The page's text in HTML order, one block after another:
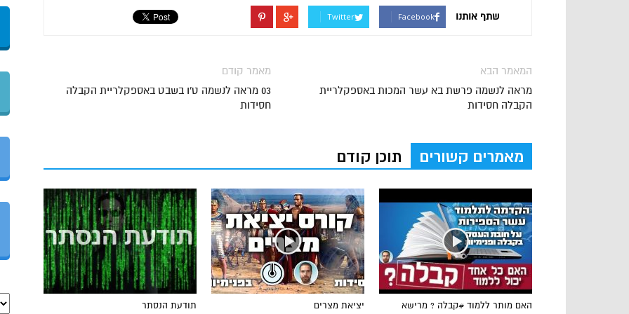
שתף אותנו Facebook
Twitter
מאמר קודם
03 מראה לנשמה ט'ו בשבט באספקלריית הקבלה
חסידות
המאמר הבא
מראה לנשמה פרשת בא עשר המכות באספקלריית
הקבלה חסידות
מאמרים קשורים תוכן קודם
תודעת הנסתר יציאת מצרים
האם מותר ללמוד #קבלה ? מרישא